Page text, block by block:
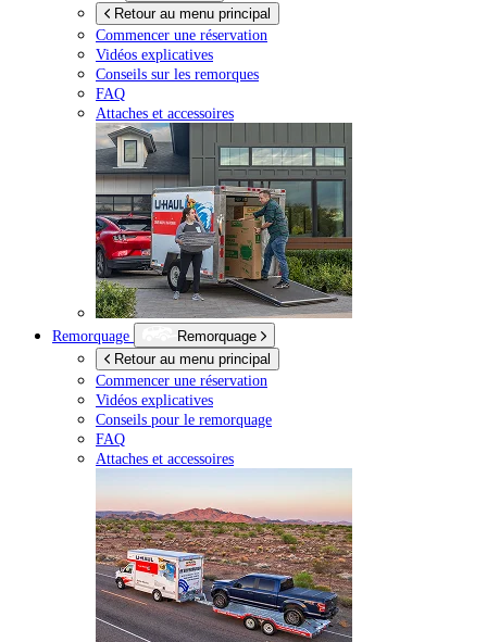
Retour au menu principal
Commencer une réservation
Vidéos explicatives
Conseils sur les remorques
FAQ
Attaches et accessoires
Remorquage
Remorquage
Retour au menu principal
Commencer une réservation
Vidéos explicatives
Conseils pour le remorquage
FAQ
Attaches et accessoires